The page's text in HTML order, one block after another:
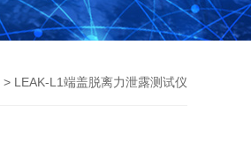
> LEAK-L1端盖脱离力泄露测试仪